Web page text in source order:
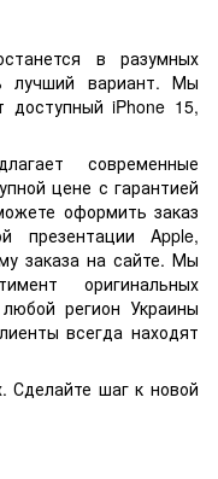
в разумных
лучший вариант. Мы
доступный iPhone 15,
современные
цене с гарантией
оформить заказ
презентации Apple,
заказа на сайте. Мы
оригинальных
регион Украины
всегда находят
Сделайте шаг к новой